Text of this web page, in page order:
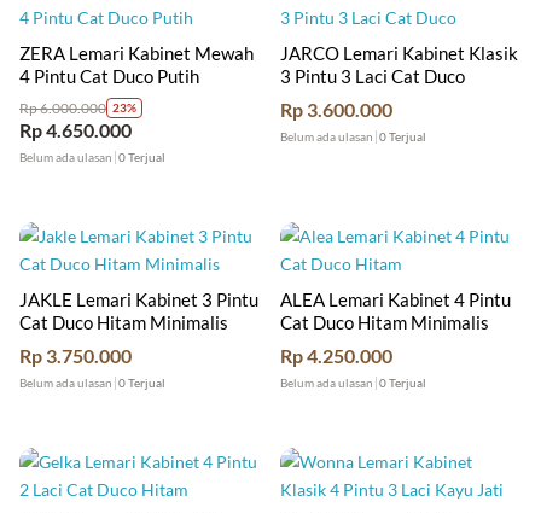
ZERA Lemari Kabinet Mewah
4 Pintu Cat Duco Putih
Rp6.000.000 23%
Rp4.650.000
Belum ada ulasan 0 Terjual
JARCO Lemari Kabinet Klasik
3 Pintu 3 Laci Cat Duco
Rp 3.600.000
Belum ada ulasan 0 Terjual
JAKLE Lemari Kabinet 3 Pintu
Cat Duco Hitam Minimalis
Rp 3.750.000
Belum ada ulasan 0 Terjual
ALEA Lemari Kabinet 4 Pintu
Cat Duco Hitam Minimalis
Rp4.250.000
Belum ada ulasan 0 Terjual